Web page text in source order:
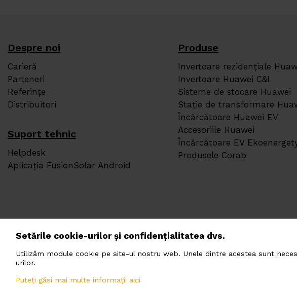
Despre noi
Carieră
Parteneri
Referințe
Distribuitori
Suport tehnic
Helpdesk
Aplicația FusionSolar Android
Produse
Invertoare rezidențiale
Invertoare Huawei C&I
Sisteme de stocare Huawei
Stație de transformare
Încărcătoare Huawei EV
Accesoriile Huawei
Încărcătoare EV
Produsele Corab
PHOTOMATE GREEN
Setările cookie-urilor și confidențialitatea dvs.
Utilizăm module cookie pe site-ul nostru web. Unele dintre acestea sunt
urilor.
Puteți găsi mai multe informații aici